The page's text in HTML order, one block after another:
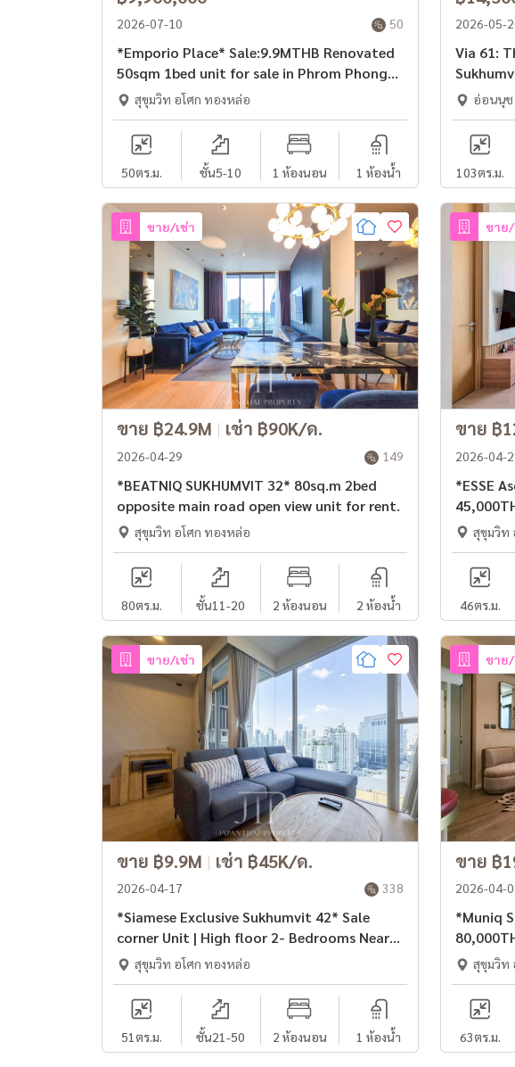
2026-07-10 50
*Emporio Place* Sale:9.9MTHB Renovated
50sqm 1bed unit for sale in Phrom Phong
area*สุขุมวิท อโศก ทองหล่อ
50ตร.ม. ชั้น5-10 1 ห้องนอน 1 ห้องน้ำ
2026-05-
Via 61:
อ่อนนุช
103ตร.ม.
ขาย/เช่า
ขาย ฿24.9M | เช่า ฿90K/ด.
2026-04-29 149
*BEATNIQ SUKHUMVIT 32* 80sq.m 2bed
opposite main road open view unit for rent.
สุขุมวิท อโศก ทองหล่อ
80ตร.ม. ชั้น11-20 2 ห้องนอน 2 ห้องน้ำ
ขาย/
ขาย ฿
2026-04-
*ESSE Asoke* Sale:
45,000THB 46sq.m 1bed nicely
unit for
สุขุมวิท
46ตร.ม.
ขาย/เช่า
ขาย ฿9.9M | เช่า ฿45K/ด.
2026-04-17 338
*Siamese Exclusive Sukhumvit 42* Sale
corner Unit | High floor 2- Bedrooms Near
BTS Ekkamai.
สุขุมวิท อโศก ทองหล่อ
51ตร.ม. ชั้น21-50 2 ห้องนอน 1 ห้องน้ำ
ขาย/
ขาย ฿
2026-04-
*Muniq
63sq.m
สุขุมวิท
63ตร.ม.